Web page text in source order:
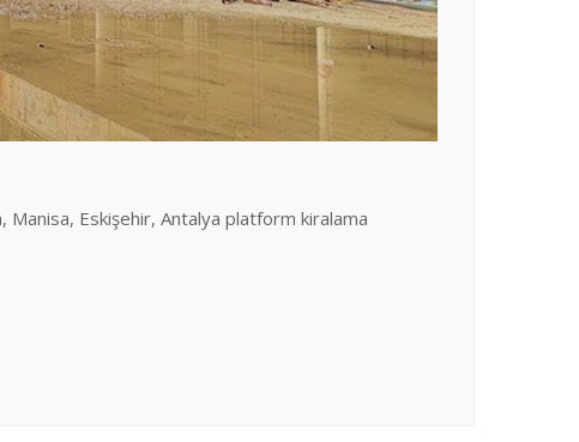
Manisa, Eskişehir, Antalya platform kiralama